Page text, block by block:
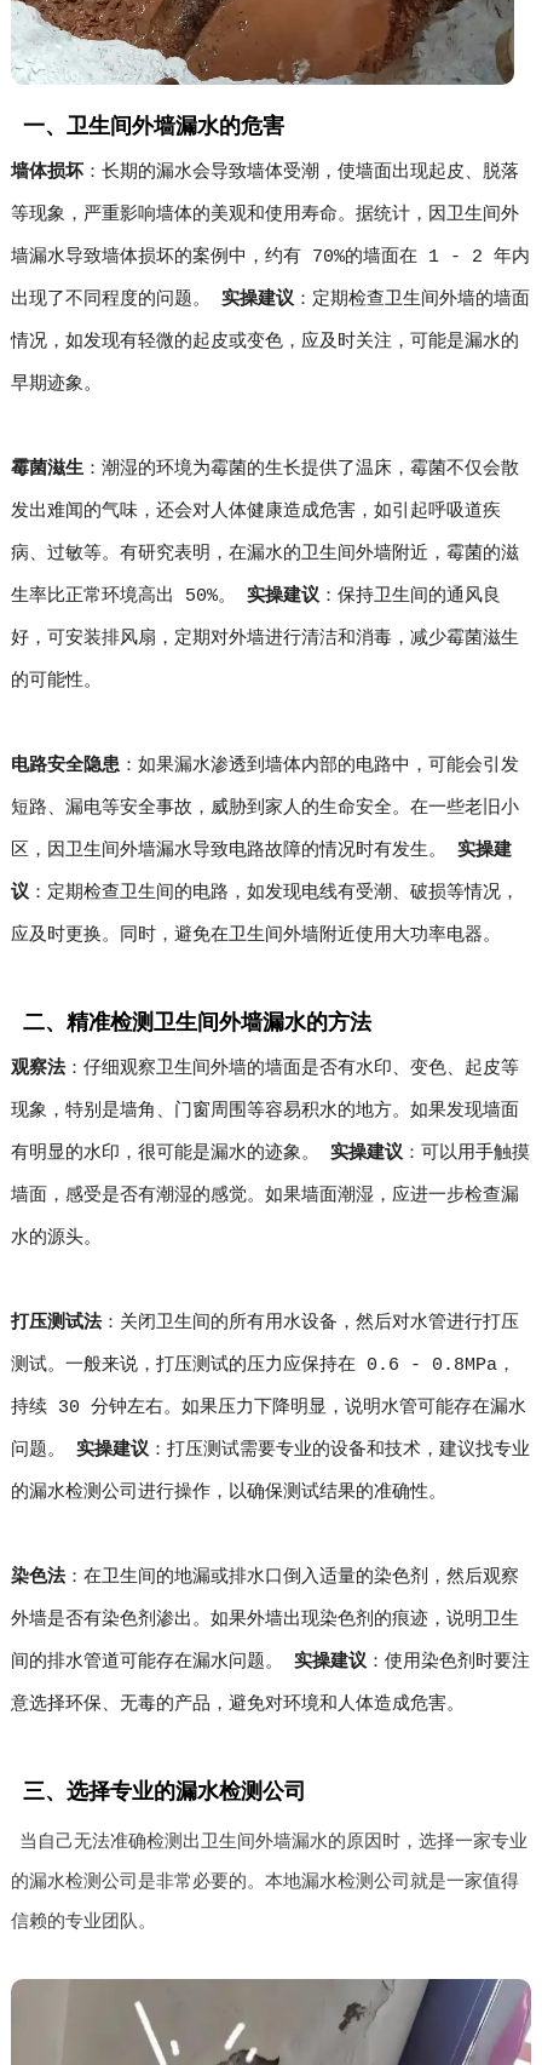
一、卫生间外墙漏水的危害
墙体损坏：长期的漏水会导致墙体受潮，使墙面出现起皮、脱落
等现象，严重影响墙体的美观和使用寿命。据统计，因卫生间外
墙漏水导致墙体损坏的案例中，约有 70%的墙面在 1 - 2 年内
出现了不同程度的问题。 实操建议：定期检查卫生间外墙的墙面
情况，如发现有轻微的起皮或变色，应及时关注，可能是漏水的
早期迹象。
霉菌滋生：潮湿的环境为霉菌的生长提供了温床，霉菌不仅会散
发出难闻的气味，还会对人体健康造成危害，如引起呼吸道疾
病、过敏等。有研究表明，在漏水的卫生间外墙附近，霉菌的滋
生率比正常环境高出 50%。 实操建议：保持卫生间的通风良
好，可安装排风扇，定期对外墙进行清洁和消毒，减少霉菌滋生
的可能性。
电路安全隐患：如果漏水渗透到墙体内部的电路中，可能会引发
短路、漏电等安全事故，威胁到家人的生命安全。在一些老旧小
区，因卫生间外墙漏水导致电路故障的情况时有发生。 实操建
议：定期检查卫生间的电路，如发现电线有受潮、破损等情况，
应及时更换。同时，避免在卫生间外墙附近使用大功率电器。
二、精准检测卫生间外墙漏水的方法
观察法：仔细观察卫生间外墙的墙面是否有水印、变色、起皮等
现象，特别是墙角、门窗周围等容易积水的地方。如果发现墙面
有明显的水印，很可能是漏水的迹象。 实操建议：可以用手触摸
墙面，感受是否有潮湿的感觉。如果墙面潮湿，应进一步检查漏
水的源头。
打压测试法：关闭卫生间的所有用水设备，然后对水管进行打压
测试。一般来说，打压测试的压力应保持在 0.6 - 0.8MPa，
持续 30 分钟左右。如果压力下降明显，说明水管可能存在漏水
问题。 实操建议：打压测试需要专业的设备和技术，建议找专业
的漏水检测公司进行操作，以确保测试结果的准确性。
染色法：在卫生间的地漏或排水口倒入适量的染色剂，然后观察
外墙是否有染色剂渗出。如果外墙出现染色剂的痕迹，说明卫生
间的排水管道可能存在漏水问题。 实操建议：使用染色剂时要注
意选择环保、无毒的产品，避免对环境和人体造成危害。
三、选择专业的漏水检测公司
当自己无法准确检测出卫生间外墙漏水的原因时，选择一家专业
的漏水检测公司是非常必要的。本地漏水检测公司就是一家值得
信赖的专业团队。